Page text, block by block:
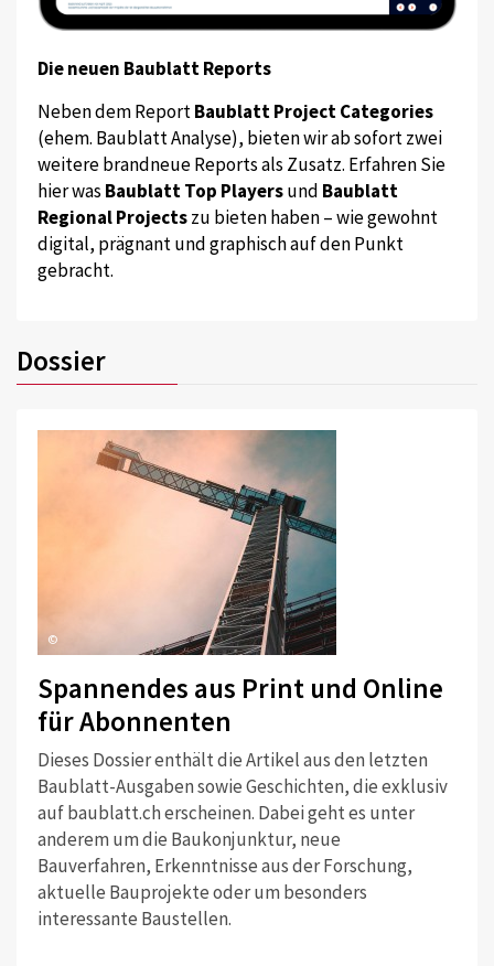
Die neuen Baublatt Reports
Neben dem ReportBaublatt Project Categories
(ehem. Baublatt Analyse), bieten wir ab sofort zwei
weitere brandneue Reports als Zusatz. Erfahren Sie
hier was Baublatt Top Playersund Baublatt
Regional Projectszu bieten haben – wie gewohnt
digital, prägnant und graphisch auf den Punkt
gebracht.
Dossier
©
Spannendes aus Print und Online
für Abonnenten
Dieses Dossier enthält die Artikel aus den letzten
Baublatt-Ausgaben sowie Geschichten, die exklusiv
auf baublatt.ch erscheinen. Dabei geht es unter
anderem um die Baukonjunktur, neue
Bauverfahren, Erkenntnisse aus der Forschung,
aktuelle Bauprojekte oder um besonders
interessante Baustellen.